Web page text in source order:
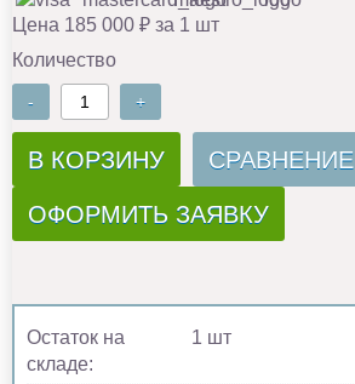
Цена 185 000 ₽ за 1 шт
Количество
- +
В КОРЗИНУ СРАВНЕНИЕ
ОФОРМИТЬ ЗАЯВКУ
Остаток на
складе:
1 шт